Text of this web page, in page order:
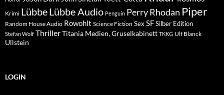
Krimi LübbeLübbe Audio Penguin Perry Rhodan Piper
Random House Audio Rowohlt Science Fiction SexSFSilber Edition
Stefan Wolf ThrillerTitania Medien, Gruselkabinett TKKG Ulf Blanck
Ullstein
LOGIN